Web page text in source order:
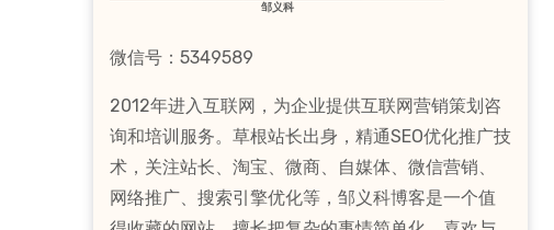
邹义科
微信号：5349589
2012年进入互联网，为企业提供互联网营销策划咨
询和培训服务。草根站长出身，精通SEO优化推广技
术，关注站长、淘宝、微商、自媒体、微信营销、
网络推广、搜索引擎优化等，邹义科博客是一个值